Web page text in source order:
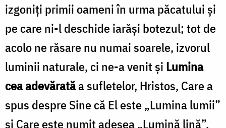
izgoniți primii oameni în urma păcatului și
pe care ni-l deschide iarăși botezul; tot de
acolo ne răsare nu numai soarele, izvorul
luminii naturale, ci ne-a venit și Lumina
cea adevăratăa sufletelor, Hristos, Care a
spus despre Sine că El este „Lumina lumii”
și Care este numit adesea „Lumină lină”,